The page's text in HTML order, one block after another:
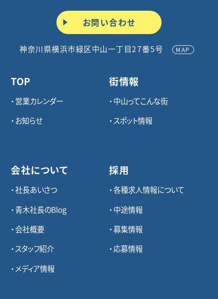
お問い合わせ
神奈川県横浜市緑区中山一丁目27番5号 MAP
TOP
営業カレンダー
お知らせ
会社について
社長あいさつ
青木社長のBlog
会社概要
スタッフ紹介
メディア情報
街情報
中山ってこんな街
スポット情報
採用
各種求⼈情報について
中途情報
募集情報
応募情報